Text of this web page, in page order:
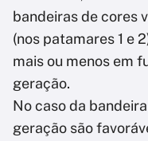
bandeiras de cores
(nos patamares 1 e
mais ou menos em
geração.
No caso da
geração são